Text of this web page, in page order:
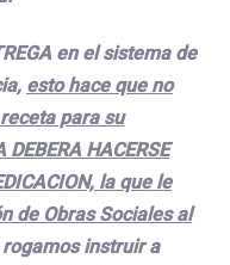
en el sistema de
esto hace que no
para su
DEBERA HACERSE
la que le
de Obras Sociales al
instruir a